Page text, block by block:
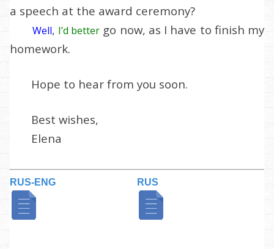
a speech at the award ceremony?
Well, I’d better go now, as I have to finish my
homework.
Hope to hear from you soon.
Best wishes,
Elena
RUS-ENG RUS